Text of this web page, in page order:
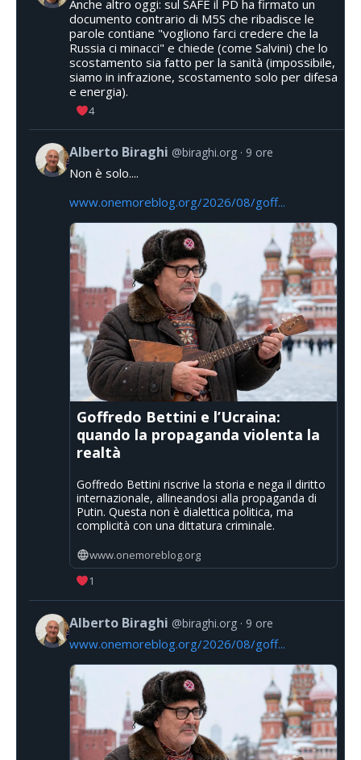
Anche altro oggi: sul SAFE il PD ha firmato un
documento contrario di M5S che ribadisce le
parole contiane "vogliono farci credere che la
Russia ci minacci" e chiede (come Salvini) che lo
scostamento sia fatto per la sanità (impossibile,
siamo in infrazione, scostamento solo per difesa
e energia).
4
Alberto Biraghi @biraghi.org 9 ore
Non è solo....
www.onemoreblog.org/2026/08/goff...
Goffredo Bettini e l’Ucraina:
quando la propaganda violenta la
realtà
Goffredo Bettini riscrive la storia e nega il diritto
internazionale, allineandosi alla propaganda di
Putin. Questa non è dialettica politica, ma
complicità con una dittatura criminale.
www.onemoreblog.org
1
Alberto Biraghi @biraghi.org 9 ore
www.onemoreblog.org/2026/08/goff...